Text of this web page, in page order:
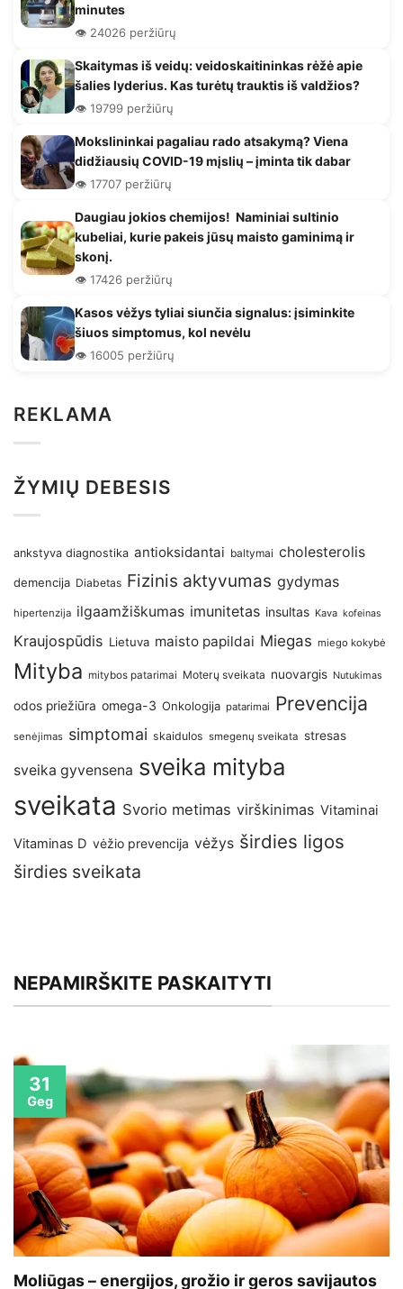
minutes
👁️ 24026 peržiūrų
Skaitymas iš veidų: veidoskaitininkas rėžė apie
šalies lyderius. Kas turėtų trauktis iš valdžios?
👁️ 19799 peržiūrų
Mokslininkai pagaliau rado atsakymą? Viena
didžiausių COVID-19 mįslių – įminta tik dabar
👁️ 17707 peržiūrų
Daugiau jokios chemijos! Naminiai sultinio
kubeliai, kurie pakeis jūsų maisto gaminimą ir
skonį.
👁️ 17426 peržiūrų
Kasos vėžys tyliai siunčia signalus: įsiminkite
šiuos simptomus, kol nevėlu
👁️ 16005 peržiūrų
REKLAMA
ŽYMIŲ DEBESIS
ankstyva diagnostika antioksidantai baltymai cholesterolis
demencija Diabetas Fizinis aktyvumas gydymas
hipertenzija ilgaamžiškumas imunitetas insultas Kava kofeinas
Kraujospūdis Lietuva maisto papildai Miegas miego kokybė
Mityba mitybos patarimai Moterų sveikata nuovargis Nutukimas
odos priežiūra omega-3 Onkologija patarimai Prevencija
senėjimas simptomai skaidulos smegenų sveikata stresas
sveika gyvensena sveika mityba
sveikata Svorio metimas virškinimas Vitaminai
Vitaminas D vėžio prevencija vėžys širdies ligos
širdies sveikata
NEPAMIRŠKITE PASKAITYTI
Moliūgas – energijos, grožio ir geros savijautos
31
Geg